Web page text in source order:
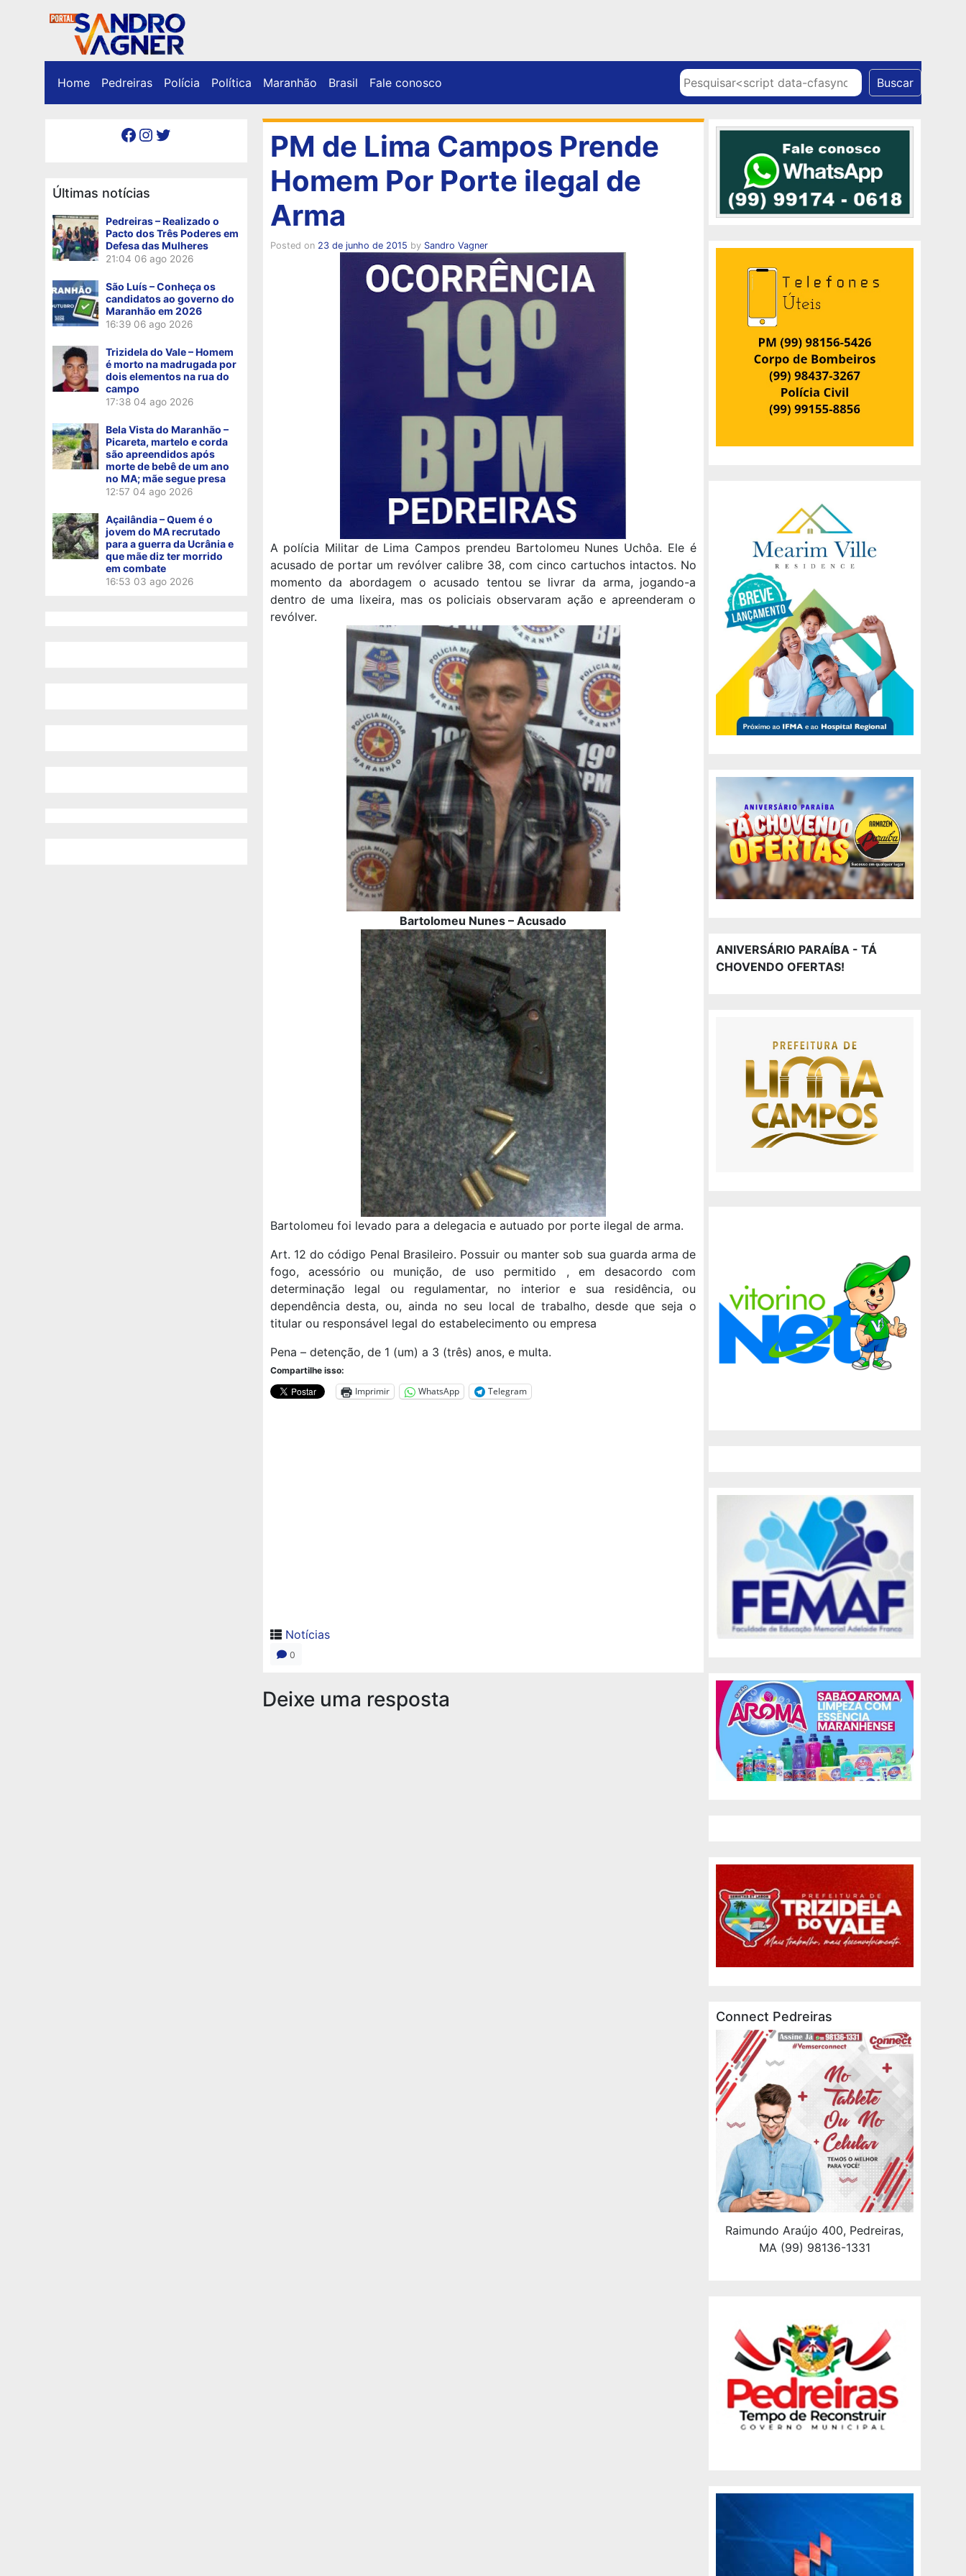
Home Pedreiras Polícia Política Maranhão Brasil Fale conosco Pesquisar Buscar
Facebook Instagram Twitter
Últimas notícias
Pedreiras – Realizado o
Pacto dos Três Poderes em
Defesa das Mulheres
21:04 06 ago 2026
São Luís – Conheça os
candidatos ao governo do
Maranhão em 2026
16:39 06 ago 2026
Trizidela do Vale – Homem
é morto na madrugada por
dois elementos na rua do
campo
17:38 04 ago 2026
Bela Vista do Maranhão –
Picareta, martelo e corda
são apreendidos após
morte de bebê de um ano
no MA; mãe segue presa
12:57 04 ago 2026
Açailândia – Quem é o
jovem do MA recrutado
para a guerra da Ucrânia e
que mãe diz ter morrido
em combate
16:53 03 ago 2026
PM de Lima Campos Prende
Homem Por Porte ilegal de
Arma
Posted on 23 de junho de 2015 by Sandro Vagner
A polícia Militar de Lima Campos prendeu Bartolomeu Nunes Uchôa. Ele é
acusado de portar um revólver calibre 38, com cinco cartuchos intactos. No
momento da abordagem o acusado tentou se livrar da arma, jogando-a
dentro de uma lixeira, mas os policiais observaram ação e apreenderam o
revólver.
Bartolomeu Nunes – Acusado
Bartolomeu foi levado para a delegacia e autuado por porte ilegal de arma.
Art. 12 do código Penal Brasileiro. Possuir ou manter sob sua guarda arma de
fogo, acessório ou munição, de uso permitido , em desacordo com
determinação legal ou regulamentar, no interior e sua residência, ou
dependência desta, ou, ainda no seu local de trabalho, desde que seja o
titular ou responsável legal do estabelecimento ou empresa
Pena – detenção, de 1 (um) a 3 (três) anos, e multa.
Compartilhe isso:
Imprimir WhatsApp Telegram
Notícias
0
Deixe uma resposta
ANIVERSÁRIO PARAÍBA - TÁ
CHOVENDO OFERTAS!
Connect Pedreiras
Raimundo Araújo 400, Pedreiras,
MA (99) 98136-1331